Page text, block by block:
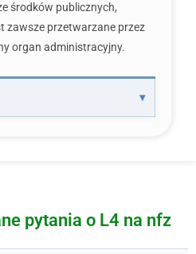
środków publicznych,
zawsze przetwarzane przez
organ administracyjny.
pytania o L4 na nfz